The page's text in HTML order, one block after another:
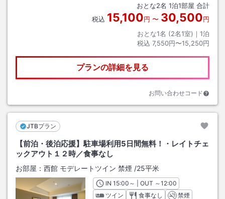
おとな2名 1泊1部屋 合計
税込 15,100円 〜 30,500円
おとな1名 (2名1室)｜ 1泊
税込 7,550円〜15,250円
プランの詳細を見る
お問い合わせコード
JTBプラン
【前泊・後泊応援】駐車場利用5日間無料！・レイトチェ
ックアウト１２時／食事なし
お部屋： 西館 モデレートツイン 禁煙 /25平米
INチェックイン
15:00 ～ | OUT チェックアウト
～12:00
ツイン
食事なし 禁煙